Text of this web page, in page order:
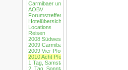
Carmibaer und seine Freunde
AOBV
Forumstreffen
Hotelübersicht /Motels
Locations
Reisen
2008 Südwesten aus der Sicht eines
2009 Carmibaer und Charly
2009 Vier Pfoten im Schnee
2010 Acht Pfoten unterwegs
1.Tag, Samstag 18.09.2010
2. Tag, Sonntag 19.09.2010